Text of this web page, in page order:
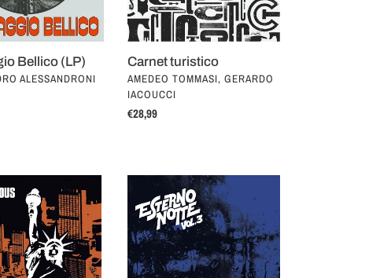
Bellico (LP)
ALESSANDRONI
Carnet turistico
VENDOR
AMEDEO TOMMASI, GERARDO
IACOUCCI
Regular
€28,99
Esterno
Notte
Vol.
3